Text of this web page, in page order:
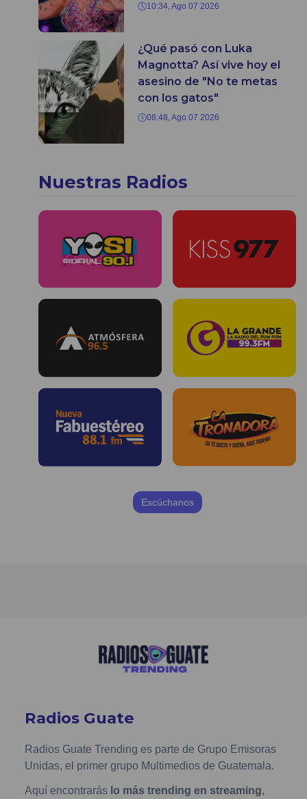
10:34, Ago 07 2026
¿Qué pasó con Luka
Magnotta? Así vive hoy el
asesino de "No te metas
con los gatos"
08:48, Ago 07 2026
Nuestras Radios
Escúchanos
Radios Guate
Radios Guate Trending es parte de Grupo Emisoras
Unidas, el primer grupo Multimedios de Guatemala.
Aquí encontrarás lo más trending en streaming,